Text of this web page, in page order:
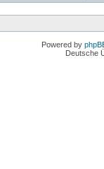
Powered by
Deutsche